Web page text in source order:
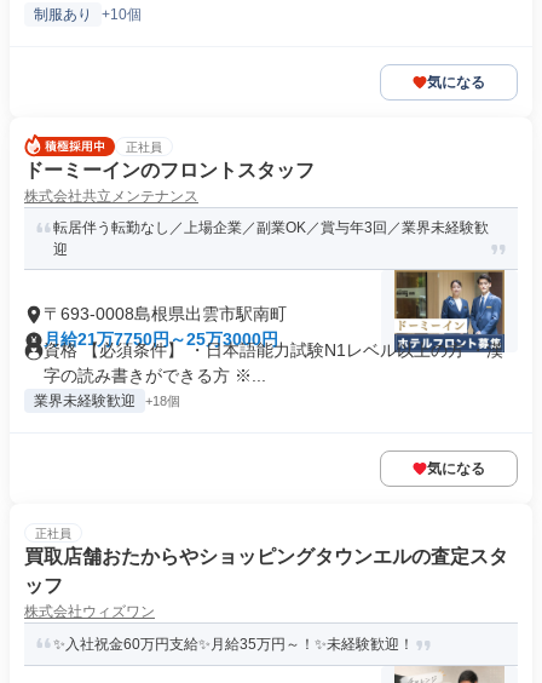
制服あり +10個
気になる
正社員
ドーミーインのフロントスタッフ
株式会社共立メンテナンス
転居伴う転勤なし／上場企業／副業OK／賞与年3回／業界未経験歓
迎
〒693-0008島根県出雲市駅南町
月給21万7750円～25万3000円
資格 【必須条件】 ・日本語能力試験N1レベル以上の方 ・漢
字の読み書きができる方 ※...
業界未経験歓迎 +18個
気になる
正社員
買取店舗おたからやショッピングタウンエルの査定スタ
ッフ
株式会社ウィズワン
✨入社祝金60万円支給✨月給35万円～！✨未経験歓迎！